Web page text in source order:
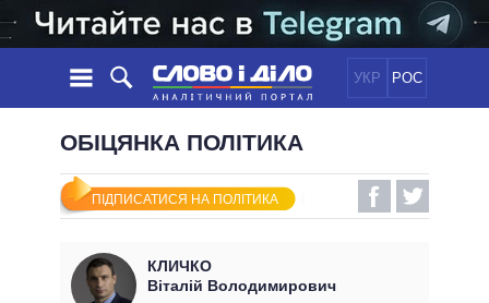
УКР РОС
НОВИНИ
СТРІЧКА
ПОДІЇ
СТАТТІ
ДУМКИ
ПОЛІТИКА
ЕКОНОМІКА
СВІТ
ОБIЦЯНКИ
УСІ ПОЛІТИКИІНФОГРАФІКА
ОБІЦЯНКА ПОЛІТИКА
ПІДПИСАТИСЯ НА ПОЛІТИКА
КЛИЧКО
Віталій Володимирович